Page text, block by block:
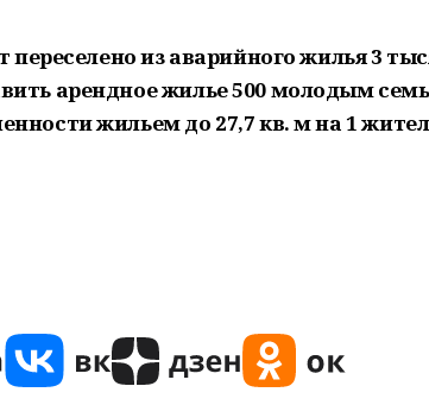
переселено из аварийного жилья 3
арендное жилье 500 молодым
жильем до 27,7 кв. м на 1